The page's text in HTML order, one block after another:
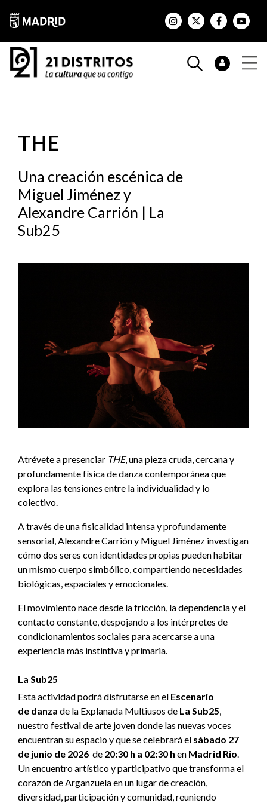
THE
Una creación escénica de
Miguel Jiménez y
Alexandre Carrión | La
Sub25
Atrévete a presenciar THE, una pieza cruda, cercana y
profundamente física de danza contemporánea que
explora las tensiones entre la individualidad y lo
colectivo.
A través de una fisicalidad intensa y profundamente
sensorial, Alexandre Carrión y Miguel Jiménez investigan
cómo dos seres con identidades propias pueden habitar
un mismo cuerpo simbólico, compartiendo necesidades
biológicas, espaciales y emocionales.
El movimiento nace desde la fricción, la dependencia y el
contacto constante, despojando a los intérpretes de
condicionamientos sociales para acercarse a una
experiencia más instintiva y primaria.
La Sub25
Esta actividad podrá disfrutarse en el Escenario
de danza de la Explanada Multiusos de La Sub25,
nuestro festival de arte joven donde las nuevas voces
encuentran su espacio y que se celebrará el sábado 27
de junio de 2026 de 20:30 h a 02:30 h en Madrid Rio.
Un encuentro artístico y participativo que transforma el
corazón de Arganzuela en un lugar de creación,
diversidad, participación y comunidad, reuniendo